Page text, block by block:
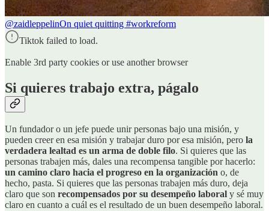
@zaidleppelinOn quiet quitting #workreform
Tiktok failed to load.
Enable 3rd party cookies or use another browser
Si quieres trabajo extra, págalo
Un fundador o un jefe puede unir personas bajo una misión, y
pueden creer en esa misión y trabajar duro por esa misión, pero la
verdadera lealtad es un arma de doble filo. Si quieres que las
personas trabajen más, dales una recompensa tangible por hacerlo:
un camino claro hacia el progreso en la organización o, de
hecho, pasta. Si quieres que las personas trabajen más duro, deja
claro que son recompensados ​​por su desempeño laboral y sé muy
claro en cuanto a cuál es el resultado de un buen desempeño laboral.